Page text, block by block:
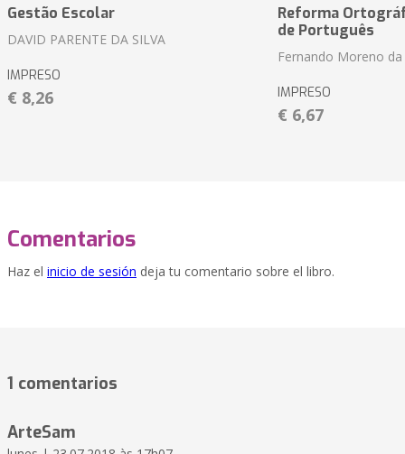
Gestão Escolar
DAVID PARENTE DA SILVA
IMPRESO
€ 8,26
Reforma
de Português
Fernando Moreno da
IMPRESO
€ 6,67
Comentarios
Haz el inicio de sesión deja tu comentario sobre el libro.
1 comentarios
ArteSam